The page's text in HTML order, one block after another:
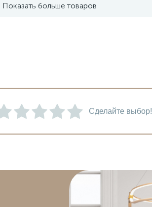
Показать больше товаров
Сделайте выбор!